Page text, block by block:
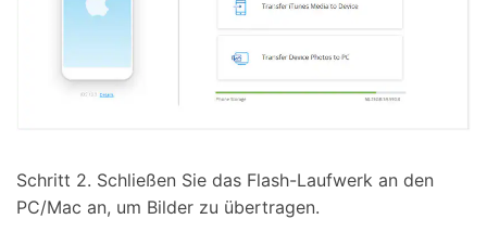
Schritt 2. Schließen Sie das Flash-Laufwerk an den
PC/Mac an, um Bilder zu übertragen.